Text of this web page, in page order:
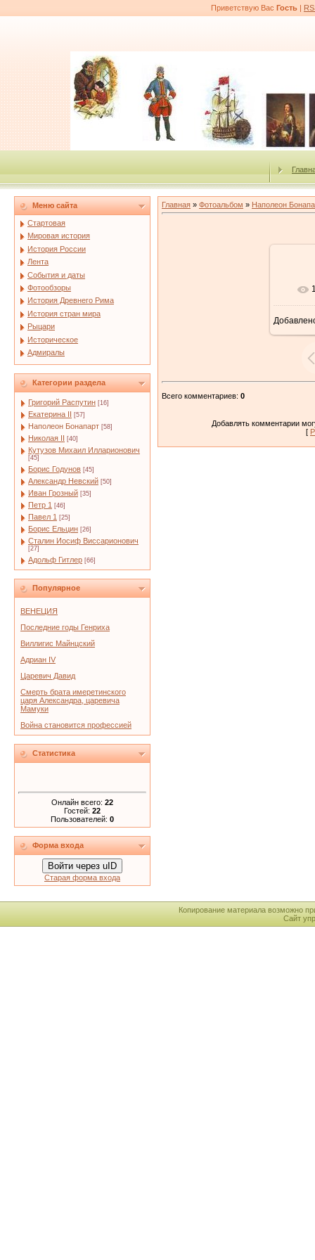
Приветствую Вас Гость |
Меню сайта
Стартовая
Мировая история
История России
Лента
События и даты
Фотообзоры
История Древнего Рима
История стран мира
Рыцари
Историческое
Адмиралы
Категории раздела
Григорий Распутин [16]
Екатерина II [57]
Наполеон Бонапарт [58]
Николая II [40]
Кутузов Михаил Илларионович
[45]
Борис Годунов [45]
Александр Невский [50]
Иван Грозный [35]
Петр 1 [46]
Павел 1 [25]
Борис Ельцин [26]
Сталин Иосиф Виссарионович
[27]
Адольф Гитлер [66]
Популярное
ВЕНЕЦИЯ
Последние годы Генриха
Виллигис Майнцский
Адриан IV
Царевич Давид
Смерть брата имеретинского
царя Александра, царевича
Мамуки
Война становится профессией
Статистика
Онлайн всего: 22
Гостей: 22
Пользователей: 0
Форма входа
Войти через uID
Старая форма входа
Главная » Фотоальбом » Наполеон
Всего комментариев: 0
Добавлять комментарии
[
Копирование материала возможно
Сайт